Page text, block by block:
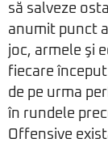
să salveze
anumit punct
joc, armele şi
fiecare
de pe urma
în rundele
Offensive